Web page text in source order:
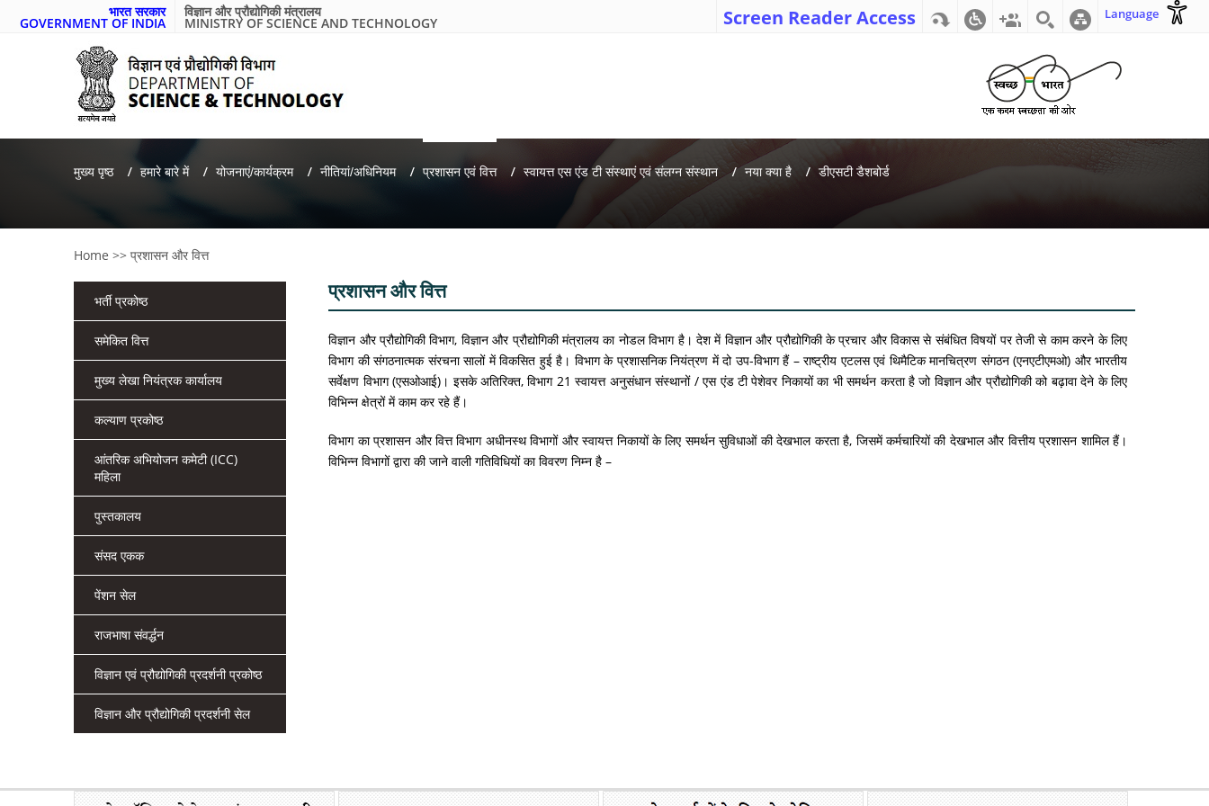
भारत सरकार
GOVERNMENT OF INDIA
विज्ञान और प्रौद्योगिकी मंत्रालय
MINISTRY OF SCIENCE AND TECHNOLOGY Screen Reader Access Language
मुख्य पृष्ठ हमारे बारे में योजनाएं/कार्यक्रम नीतियां/अधिनियम प्रशासन एवं वित्त स्वायत्त एस एंड टी संस्थाएं एवं संलग्न संस्थान नया क्या है डीएसटी डैशबोर्ड
Home >> प्रशासन और वित्त
भर्ती प्रकोष्ठ
समेकित वित्त
मुख्य लेखा नियंत्रक कार्यालय
कल्याण प्रकोष्ठ
आंतरिक अभियोजन कमेटी (ICC)
महिला
पुस्तकालय
संसद एकक
पेंशन सेल
राजभाषा संवर्द्धन
विज्ञान एवं प्रौद्योगिकी प्रदर्शनी प्रकोष्ठ
विज्ञान और प्रौद्योगिकी प्रदर्शनी सेल
प्रशासन और वित्त
विज्ञान और प्रौद्योगिकी विभाग, विज्ञान और प्रौद्योगिकी मंत्रालय का नोडल विभाग है। देश में विज्ञान और प्रौद्योगिकी के प्रचार और विकास से संबंधित विषयों पर तेजी से काम करने के लिए
विभाग की संगठनात्मक संरचना सालों में विकसित हुई है। विभाग के प्रशासनिक नियंत्रण में दो उप-विभाग हैं – राष्ट्रीय एटलस एवं थिमैटिक मानचित्रण संगठन (एनएटीएमओ) और भारतीय
सर्वेक्षण विभाग (एसओआई)। इसके अतिरिक्त, विभाग 21 स्वायत्त अनुसंधान संस्थानों / एस एंड टी पेशेवर निकायों का भी समर्थन करता है जो विज्ञान और प्रौद्योगिकी को बढ़ावा देने के लिए
विभिन्न क्षेत्रों में काम कर रहे हैं।
विभाग का प्रशासन और वित्त विभाग अधीनस्थ विभागों और स्वायत्त निकायों के लिए समर्थन सुविधाओं की देखभाल करता है, जिसमें कर्मचारियों की देखभाल और वित्तीय प्रशासन शामिल हैं।
विभिन्न विभागों द्वारा की जाने वाली गतिविधियों का विवरण निम्न है –